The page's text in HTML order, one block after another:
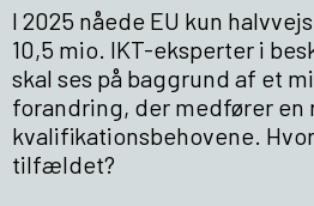
I 2025 nåede EU kun
10,5 mio. IKT-eksperter i
skal ses på baggrund af et
forandring, der medfører en
kvalifikationsbehovene.
tilfældet?